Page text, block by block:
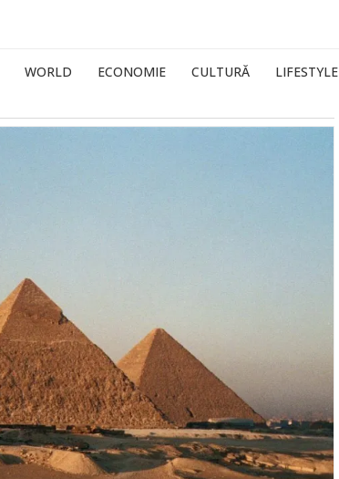
WORLD ECONOMIE CULTURĂ LIFESTYLE